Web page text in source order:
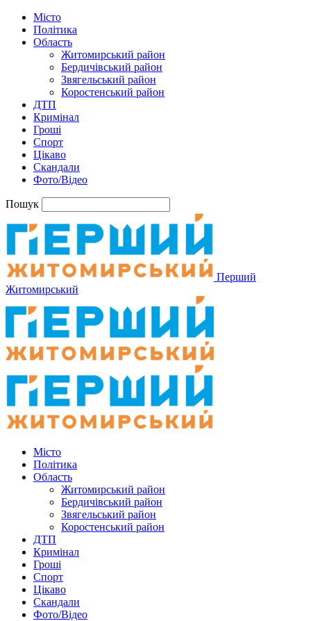
Місто
Політика
Область
Житомирський район
Бердичівський район
Звягельський район
Коростенський район
ДТП
Кримінал
Гроші
Спорт
Цікаво
Скандали
Фото/Відео
Пошук
Перший
Житомирський
Місто
Політика
Область
Житомирський район
Бердичівський район
Звягельський район
Коростенський район
ДТП
Кримінал
Гроші
Спорт
Цікаво
Скандали
Фото/Відео